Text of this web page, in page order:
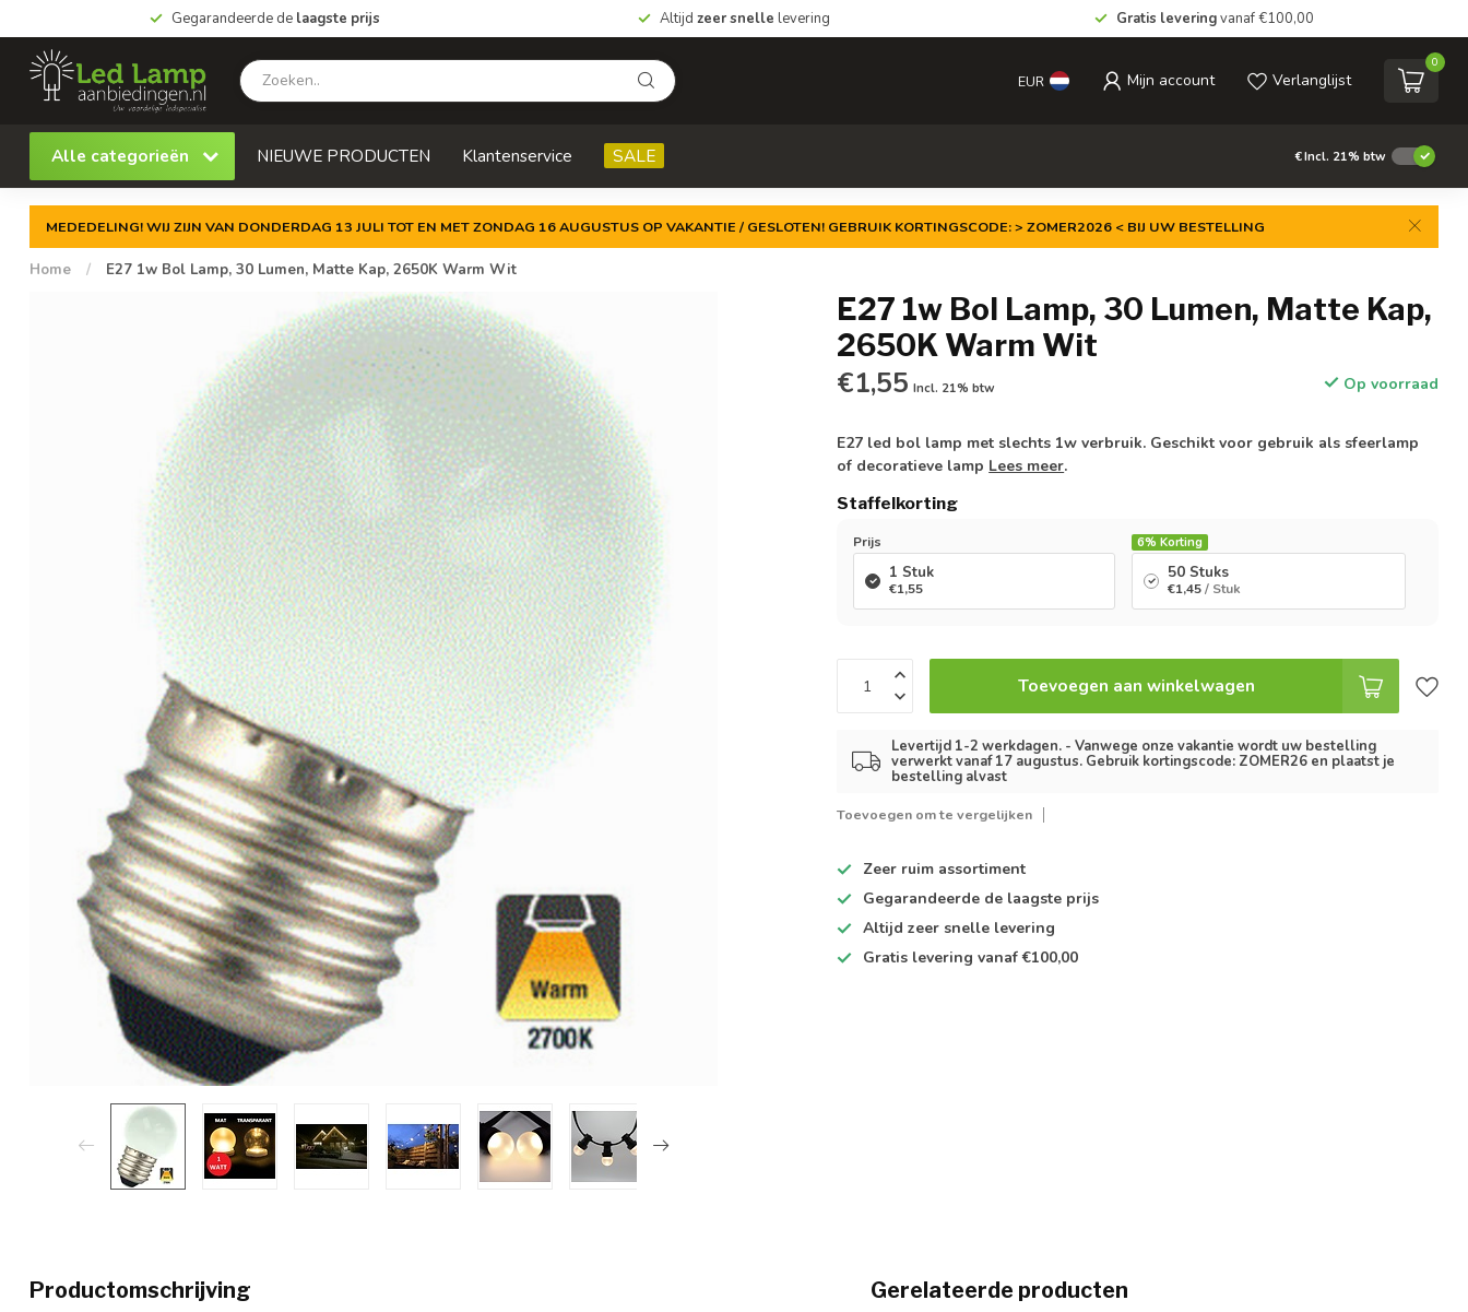
Gegarandeerde de laagste prijs Altijd zeer snelle levering Gratis leveringvanaf €100,00
EUR Mijn account Verlanglijst
0
Alle categorieën NIEUWE PRODUCTEN Klantenservice SALE €Incl. 21% btw
MEDEDELING! WIJ ZIJN VAN DONDERDAG 13 JULI TOT EN MET ZONDAG 16 AUGUSTUS OP VAKANTIE / GESLOTEN! GEBRUIK KORTINGSCODE: > ZOMER2026 < BIJ UW BESTELLING
Home / E27 1w Bol Lamp, 30 Lumen, Matte Kap, 2650K Warm Wit
E27 1w Bol Lamp, 30 Lumen, Matte Kap,
2650K Warm Wit
€1,55 Incl. 21% btw Op voorraad
E27 led bol lamp met slechts 1w verbruik. Geschikt voor gebruik als sfeerlamp
of decoratieve lamp Lees meer.
Staffelkorting
Prijs
1 Stuk
€1,55
6% Korting
50 Stuks
€1,45/ Stuk
Toevoegen aan winkelwagen
Levertijd 1-2 werkdagen. - Vanwege onze vakantie wordt uw bestelling
verwerkt vanaf 17 augustus. Gebruik kortingscode: ZOMER26 en plaatst je
bestelling alvast
Toevoegen om te vergelijken
Zeer ruim assortiment
Gegarandeerde de laagste prijs
Altijdzeer snelle levering
Gratis levering vanaf €100,00
Productomschrijving Gerelateerde producten